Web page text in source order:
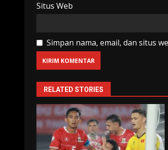
Situs Web
Simpan nama, email, dan situs
RELATED STORIES